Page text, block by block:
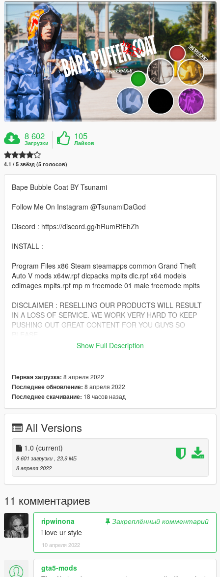
8 602
Загрузки
105
Лайков
4.1 / 5 звёзд (5 голосов)
Bape Bubble Coat BY Tsunami
Follow Me On Instagram @TsunamiDaGod
Discord : https://discord.gg/hRumRfEhZh
INSTALL :
Program Files x86 Steam steamapps common Grand Theft
Auto V mods x64w.rpf dlcpacks mplts dlc.rpf x64 models
cdimages mplts.rpf mp m freemode 01 male freemode mplts
DISCLAIMER : RESELLING OUR PRODUCTS WILL RESULT
IN A LOSS OF SERVICE. WE WORK VERY HARD TO KEEP
PUSHING OUT GREAT CONTENT FOR YOU GUYS SO
GIVE US THE RESPECT AND NOT RESELL OUR PRODUCTS
Show Full Description
Первая загрузка: 8 апреля 2022
Последнее обновление: 8 апреля 2022
Последнее скачивание: 18 часов назад
All Versions
1.0 (current)
8 601 загрузки , 23,9 МБ
8 апреля 2022
11 комментариев
ripwinona
Закреплённый комментарий
i love ur style
10 апреля 2022
gta5-mods